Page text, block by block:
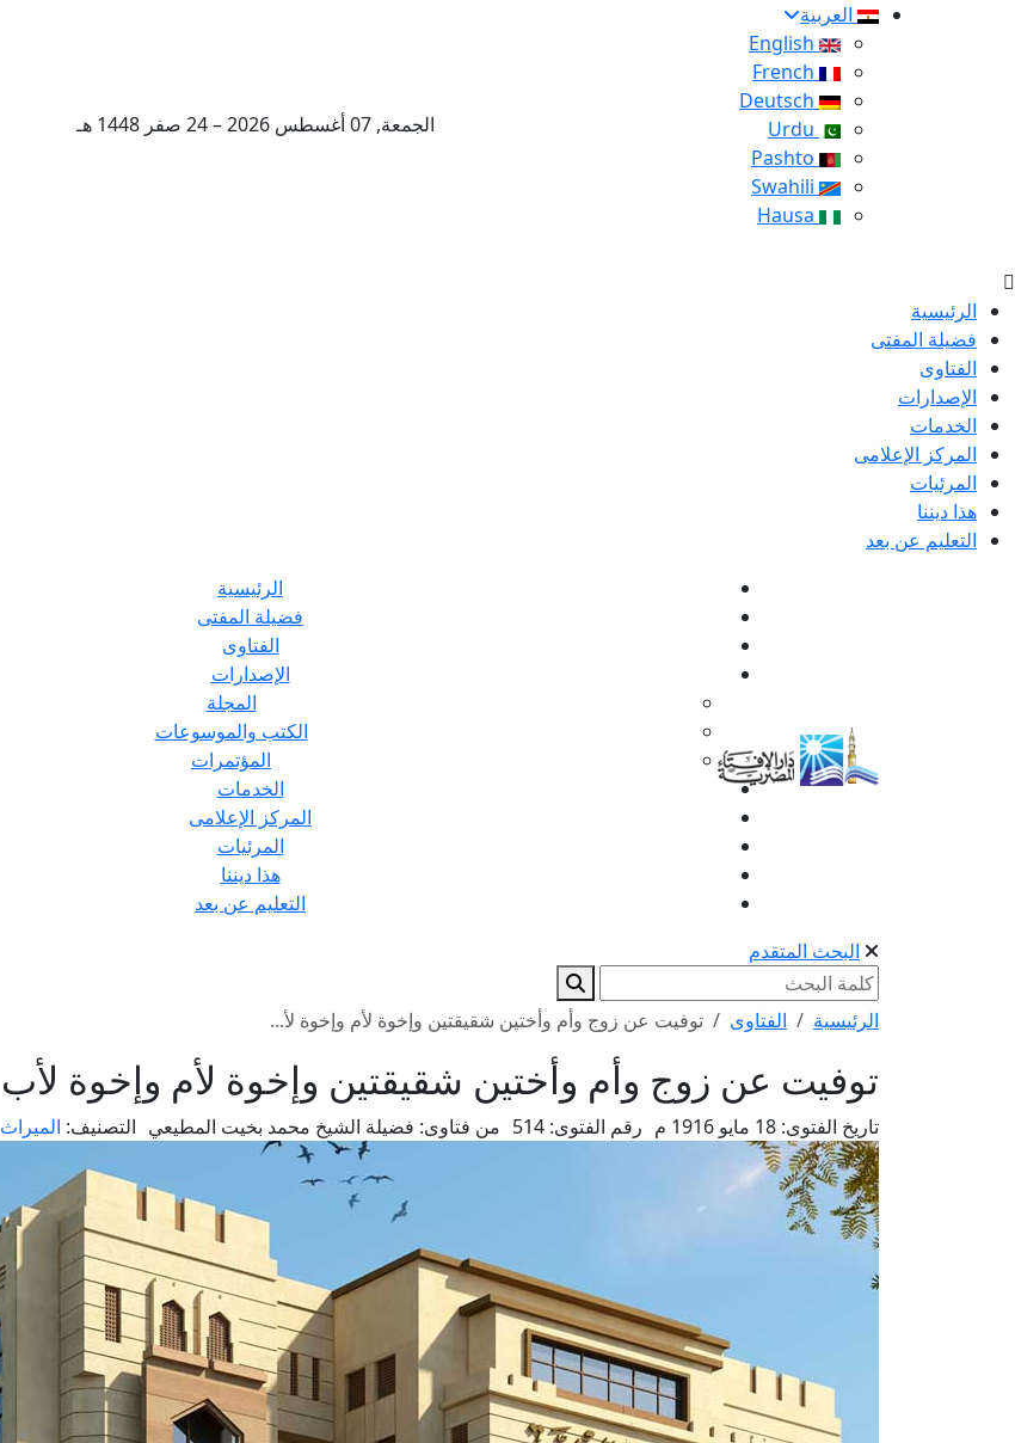
العربية
الجمعة, 07 أغسطس 2026 – 24 صفر 1448 هـ
الرئيسية
فضيلة المفتى
الفتاوى
الإصدارات
الخدمات
المركز الإعلامى
المرئيات
هذا ديننا
التعليم عن بعد
الرئيسية
فضيلة المفتى
الفتاوى
الإصدارات
المجلة
الكتب والموسوعات
المؤتمرات
الخدمات
المركز الإعلامى
المرئيات
هذا ديننا
التعليم عن بعد
البحث المتقدم
الرئيسية الفتاوى توفيت عن زوج وأم وأختين شقيقتين وإخوة لأم وإخوة لأ...
توفيت عن زوج وأم وأختين شقيقتين وإخوة لأم وإخوة لأب
تاريخ الفتوى: رقم الفتوى: من فتاوى: فضيلة الشيخ محمد بخيت المطيعي التصنيف: الميراث